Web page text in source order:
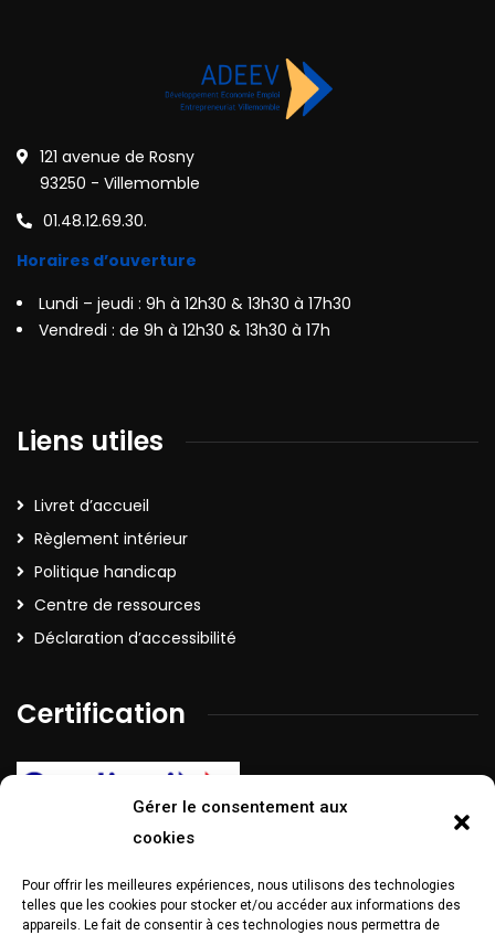
Gérer le consentement aux
cookies
Pour offrir les meilleures expériences, nous utilisons des technologies
telles que les cookies pour stocker et/ou accéder aux informations des
appareils. Le fait de consentir à ces technologies nous permettra de
121 avenue de Rosny
93250 - Villemomble
01.48.12.69.30.
Horaires d’ouverture
Lundi – jeudi : 9h à 12h30 & 13h30 à 17h30
Vendredi : de 9h à 12h30 & 13h30 à 17h
Liens utiles
Livret d’accueil
Règlement intérieur
Politique handicap
Centre de ressources
Déclaration d’accessibilité
Certification
La certification Qualiopi a été délivrée au titre de la catégorie
d’action suivante : Action de formation